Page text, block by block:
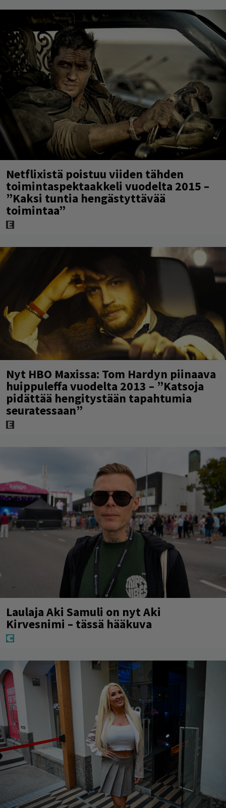
Netflixistä poistuu viiden tähden
toimintaspektaakkeli vuodelta 2015 –
”Kaksi tuntia hengästyttävää
toimintaa”
Nyt HBO Maxissa: Tom Hardyn piinaava
huippuleffa vuodelta 2013 – ”Katsoja
pidättää hengitystään tapahtumia
seuratessaan”
Laulaja Aki Samuli on nyt Aki
Kirvesnimi – tässä hääkuva